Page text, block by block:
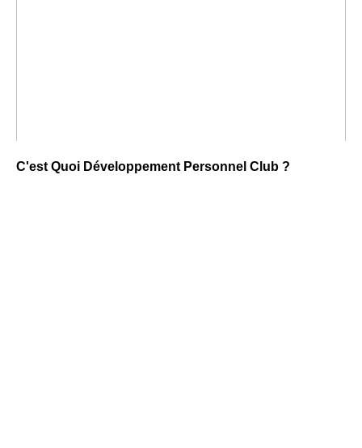
C'est Quoi Développement Personnel Club ?